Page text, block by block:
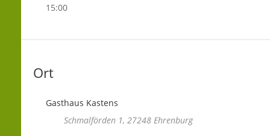
15:00
Ort
Gasthaus Kastens
Schmalförden 1, 27248 Ehrenburg